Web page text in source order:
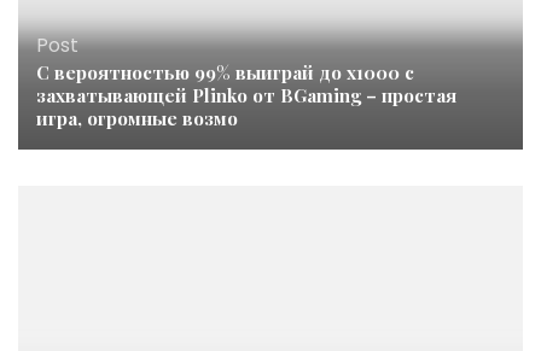
Post
С вероятностью 99% выиграй до x1000 с
захватывающей Plinko от BGaming – простая
игра, огромные возмо